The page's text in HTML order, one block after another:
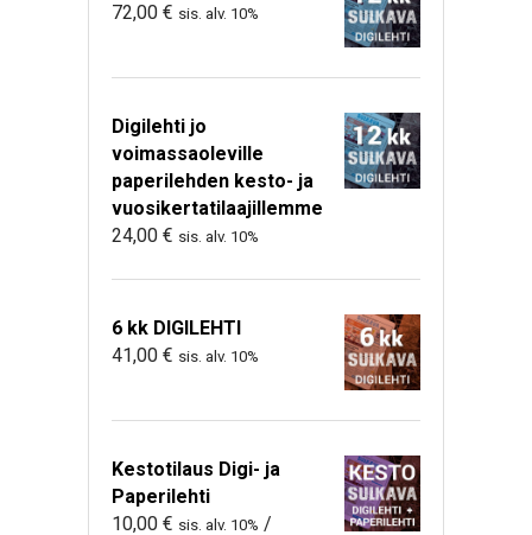
72,00 € sis. alv. 10%
Digilehti jo
voimassaoleville
paperilehden kesto- ja
vuosikertatilaajillemme
24,00 € sis. alv. 10%
6 kk DIGILEHTI
41,00 € sis. alv. 10%
Kestotilaus Digi- ja
Paperilehti
10,00 € sis. alv. 10% /